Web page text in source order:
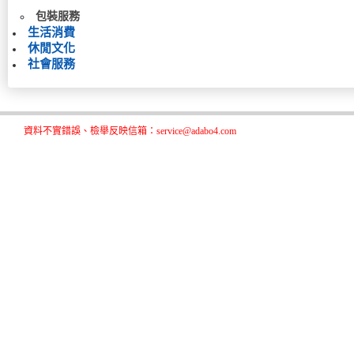
包裝服務
生活消費
休閒文化
社會服務
資料不實錯誤、檢舉反映信箱：service@adabo4.com